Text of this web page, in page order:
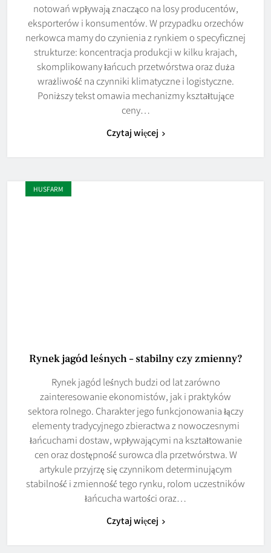
notowań wpływają znacząco na losy producentów,
eksporterów i konsumentów. W przypadku orzechów
nerkowca mamy do czynienia z rynkiem o specyficznej
strukturze: koncentracja produkcji w kilku krajach,
skomplikowany łańcuch przetwórstwa oraz duża
wrażliwość na czynniki klimatyczne i logistyczne.
Poniższy tekst omawia mechanizmy kształtujące
ceny…
Czytaj więcej
HUSFARM
Rynek jagód leśnych – stabilny czy zmienny?
Rynek jagód leśnych budzi od lat zarówno
zainteresowanie ekonomistów, jak i praktyków
sektora rolnego. Charakter jego funkcjonowania łączy
elementy tradycyjnego zbieractwa z nowoczesnymi
łańcuchami dostaw, wpływającymi na kształtowanie
cen oraz dostępność surowca dla przetwórstwa. W
artykule przyjrzę się czynnikom determinującym
stabilność i zmienność tego rynku, rolom uczestników
łańcucha wartości oraz…
Czytaj więcej